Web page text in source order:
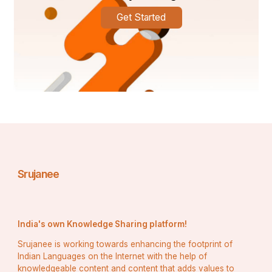
ସାଂସ୍କୃତିକ ସମନ୍ୱୟ ରକ୍ଷା କରିବାରେ ଦିୱାଲୀର ଭୂମିକାକୁ
ମହତ୍ତ୍ କୁ ହ୍ରାସ ନକରି ସ୍ଥାୟୀ ଅଭ୍ୟାସକୁ ଉତ୍ସାହିତ କରେ
| ପରିଶେଷରେ, ଦିୱାଲୀ ବିଜ୍ଞାନ ଏବଂ ସଂସ୍କୃତିର ଛକକୁ
ସଂଲଗ୍ନ କରି ସମ୍ପ୍ରଦାୟକୁ ଦାୟିତ୍  ପୂର୍ଣ୍ଣ ଭାବରେ ପାଳନ
Get Started
Srujanee
India's own Knowledge Sharing platform!
Srujanee is working towards enhancing the footprint of
Indian Languages on the Internet with the help of
knowledgeable content and content that adds values to